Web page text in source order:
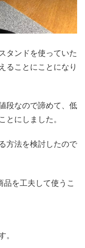
タンドを使っていた
ることにことになり
段なので諦めて、低
とにしました。
方法を検討したので
を工夫して使うこ
。